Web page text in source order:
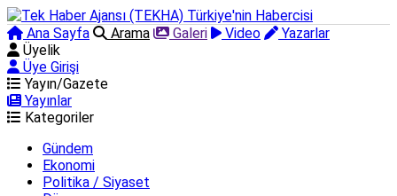
Ana Sayfa Arama Galeri Video
Yazarlar
Üyelik
Üye Girişi
Yayın/Gazete
Yayınlar
Kategoriler
Gündem
Ekonomi
Politika / Siyaset